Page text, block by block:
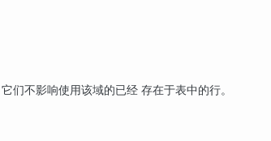
们不影响使用该域的已经 存在于表中的行。